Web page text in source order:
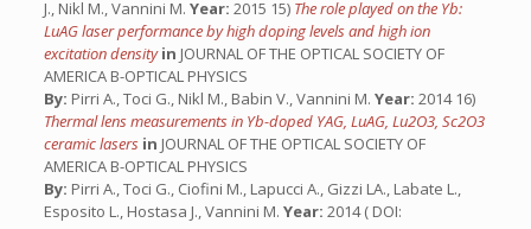
J., Nikl M., Vannini M. Year: 2015 15) The role played on the Yb:
LuAG laser performance by high doping levels and high ion
excitation densityin JOURNAL OF THE OPTICAL SOCIETY OF
AMERICA B-OPTICAL PHYSICS
By: Pirri A., Toci G., Nikl M., Babin V., Vannini M. Year: 2014 16)
Thermal lens measurements in Yb-doped YAG, LuAG, Lu2O3, Sc2O3
ceramic lasers in JOURNAL OF THE OPTICAL SOCIETY OF
AMERICA B-OPTICAL PHYSICS
By: Pirri A., Toci G., Ciofini M., Lapucci A., Gizzi LA., Labate L.,
Esposito L., Hostasa J., Vannini M. Year: 2014 ( DOI: